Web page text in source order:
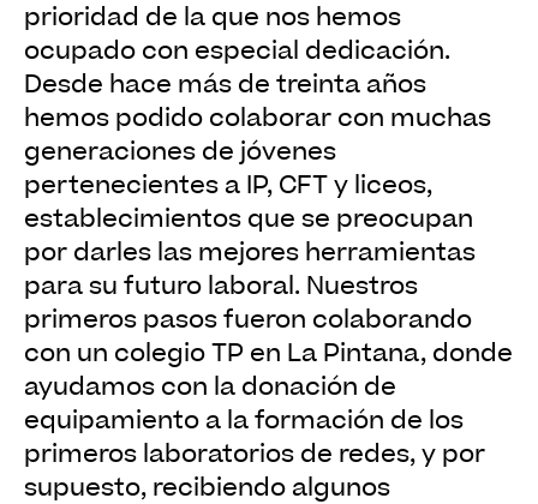
prioridad de la que nos hemos
ocupado con especial dedicación.
Desde hace más de treinta años
hemos podido colaborar con muchas
generaciones de jóvenes
pertenecientes a IP, CFT y liceos,
establecimientos que se preocupan
por darles las mejores herramientas
para su futuro laboral. Nuestros
primeros pasos fueron colaborando
con un colegio TP en La Pintana, donde
ayudamos con la donación de
equipamiento a la formación de los
primeros laboratorios de redes, y por
supuesto, recibiendo algunos